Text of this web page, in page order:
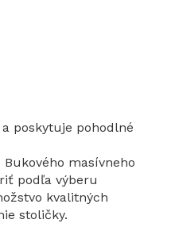
poskytuje pohodlné
masívneho
podľa výberu
kvalitných
stoličky.